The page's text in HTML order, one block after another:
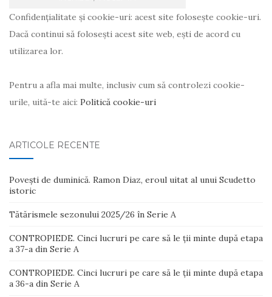
Confidențialitate și cookie-uri: acest site folosește cookie-uri.
Dacă continui să folosești acest site web, ești de acord cu
utilizarea lor.
Pentru a afla mai multe, inclusiv cum să controlezi cookie-
urile, uită-te aici: Politică cookie-uri
ARTICOLE RECENTE
Povești de duminică. Ramon Diaz, eroul uitat al unui Scudetto
istoric
Tătărismele sezonului 2025/26 în Serie A
CONTROPIEDE. Cinci lucruri pe care să le ții minte după etapa
a 37-a din Serie A
CONTROPIEDE. Cinci lucruri pe care să le ții minte după etapa
a 36-a din Serie A